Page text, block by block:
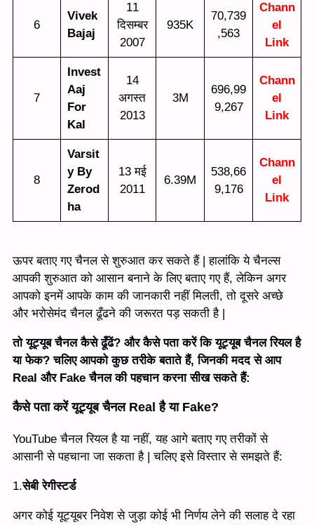
6
Vivek
Bajaj
11
दिसम्बर
2007
935K
70,739
,563
Chann
el
Link
7
Invest
Aaj
For
Kal
14
अगस्त
2013
3M
696,99
9,267
Chann
el
Link
8
Varsit
y By
Zerod
ha
13 मई
2011
6.39M
538,66
9,176
Chann
el
Link
ऊपर बताए गए चैनल से शुरुआत कर सकते हैं | हालांकि ये चैनल्स
आपकी शुरुआत को आसान बनाने के लिए बताए गए हैं, लेकिन अगर
आपको इनमें आपके काम की जानकारी नहीं मिलती, तो दूसरे अच्छे
और भरोसेमंद चैनल ढूँढने की जरूरत पड़ सकती है |
तो यूट्यूब चैनल कैसे ढूँढें? और कैसे पता करें कि यूट्यूब चैनल रियल है
या फेक? चलिए आपको कुछ तरीके बताते हैं, जिनकी मदद से आप
Real और Fake चैनल की पहचान करना सीख सकते हैं:
कैसे पता करें यूट्यूब चैनल Real है या Fake?
YouTube चैनल रियल है या नहीं, यह आगे बताए गए तरीकों से
आसानी से पहचाना जा सकता है | चलिए इसे विस्तार से समझते हैं:
1.सेबी रेगीस्टर्ड
अगर कोई यूट्यूबर निवेश से जुड़ा कोई भी निर्णय लेने की सलाह दे रहा